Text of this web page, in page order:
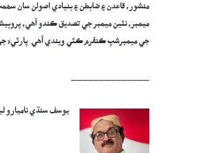
منشور، قاعدن ۽ ضابطن ۽ بنيادي اصولن سان
ميمبر، نئين ميمبر جي تصديق ڪندو آهي،
جي ميمبرشپ ڪنفرم ڪئي ويندي آهي. پارٽيءَ جي
يوسف سنڌي ناميارو